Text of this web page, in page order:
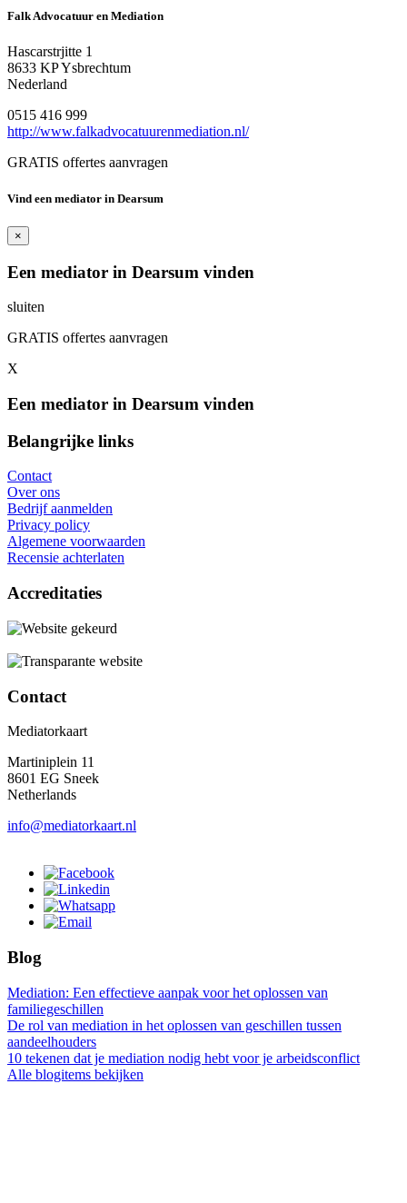
Falk Advocatuur en Mediation
Hascarstrjitte 1
8633 KP Ysbrechtum
Nederland
0515 416 999
http://www.falkadvocatuurenmediation.nl/
GRATIS offertes aanvragen
Vind een mediator in Dearsum
×
Een mediator in Dearsum vinden
sluiten
GRATIS offertes aanvragen
X
Een mediator in Dearsum vinden
Belangrijke links
Contact
Over ons
Bedrijf aanmelden
Privacy policy
Algemene voorwaarden
Recensie achterlaten
Accreditaties
Contact
Mediatorkaart
Martiniplein 11
8601 EG Sneek
Netherlands
info@mediatorkaart.nl
Blog
Mediation: Een effectieve aanpak voor het oplossen van
familiegeschillen
De rol van mediation in het oplossen van geschillen tussen
aandeelhouders
10 tekenen dat je mediation nodig hebt voor je arbeidsconflict
Alle blogitems bekijken